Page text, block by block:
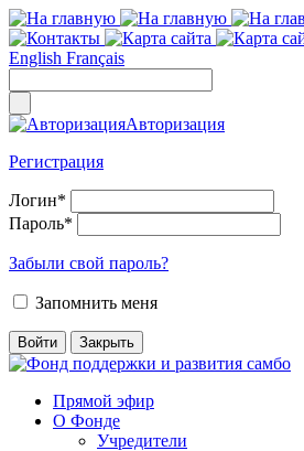
English Français
Авторизация
Регистрация
Логин*
Пароль*
Забыли свой пароль?
Запомнить меня
Прямой эфир
О Фонде
Учредители